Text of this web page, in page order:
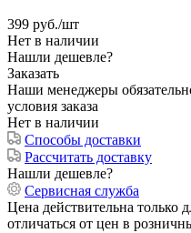
399 руб./шт
Нет в наличии
Нашли дешевле?
Заказать
Наши менеджеры
условия заказа
Нет в наличии
Способы доставки
Рассчитать доставку
Нашли дешевле?
Сервисная служба
Цена действительна только
отличаться от цен в